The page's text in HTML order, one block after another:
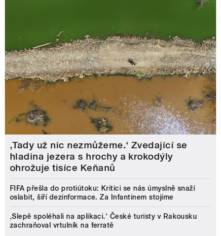
‚Tady už nic nezmůžeme.‘ Zvedající se
hladina jezera s hrochy a krokodýly
ohrožuje tisíce Keňanů
FIFA přešla do protiútoku: Kritici se nás úmyslně snaží
oslabit, šíří dezinformace. Za Infantinem stojíme
‚Slepě spoléhali na aplikaci.‘ České turisty v Rakousku
zachraňoval vrtulník na ferratě